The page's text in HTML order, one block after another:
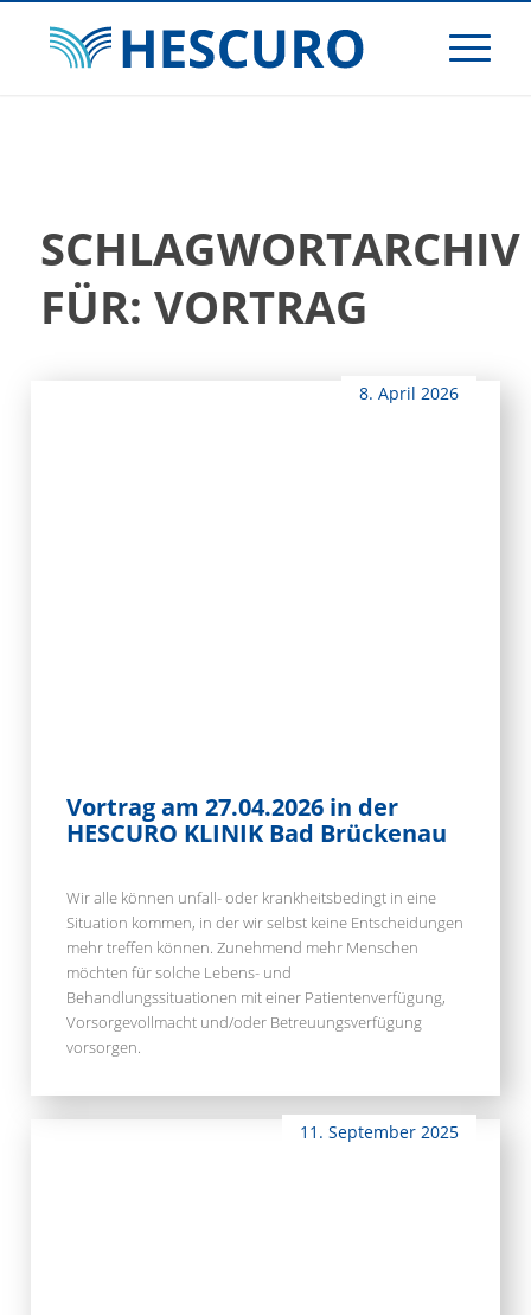
SCHLAGWORTARCHIV
FÜR: VORTRAG
Vortrag am 27.04.2026 in der
HESCURO KLINIK Bad Brückenau
8. April 2026
Wir alle können unfall- oder krankheitsbedingt in eine
Situation kommen, in der wir selbst keine Entscheidungen
mehr treffen können. Zunehmend mehr Menschen
möchten für solche Lebens- und
Behandlungssituationen mit einer Patientenverfügung,
Vorsorgevollmacht und/oder Betreuungsverfügung
vorsorgen.
11. September 2025